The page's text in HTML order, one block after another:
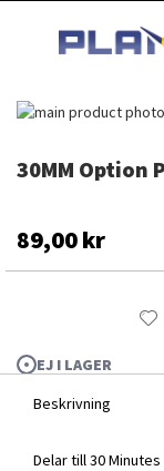
INNEHÅLLET
30MM Option
89,00 kr
EJ I LAGER
Hoppa
av
Hoppa
av
bildgalleriet
Beskrivning
Delar till 30